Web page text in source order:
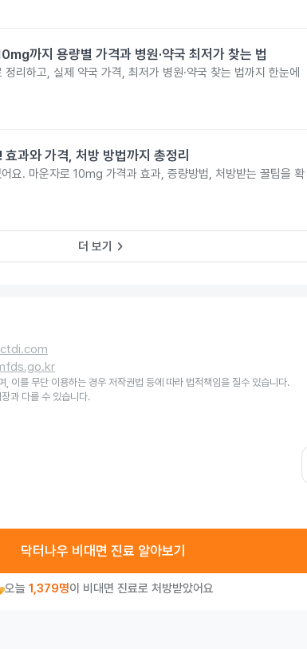
까지 용량별 가격과 병원·약국 최저가 찾는 법
리하고, 실제 약국 가격, 최저가 병원·약국 찾는 법까지 한눈에
과와 가격, 처방 방법까지 총정리
요. 마운자로 10mg 가격과 효과, 증량방법, 처방받는 꿀팁을 확
더 보기 keyboard_arrow_right
이를 무단 이용하는 경우 저작권법 등에 따라 법적책임을 질수 있습니다.
과 다를 수 있습니다.
닥터나우 비대면 진료 알아보기
오늘 1,379명이 비대면 진료로 처방받았어요